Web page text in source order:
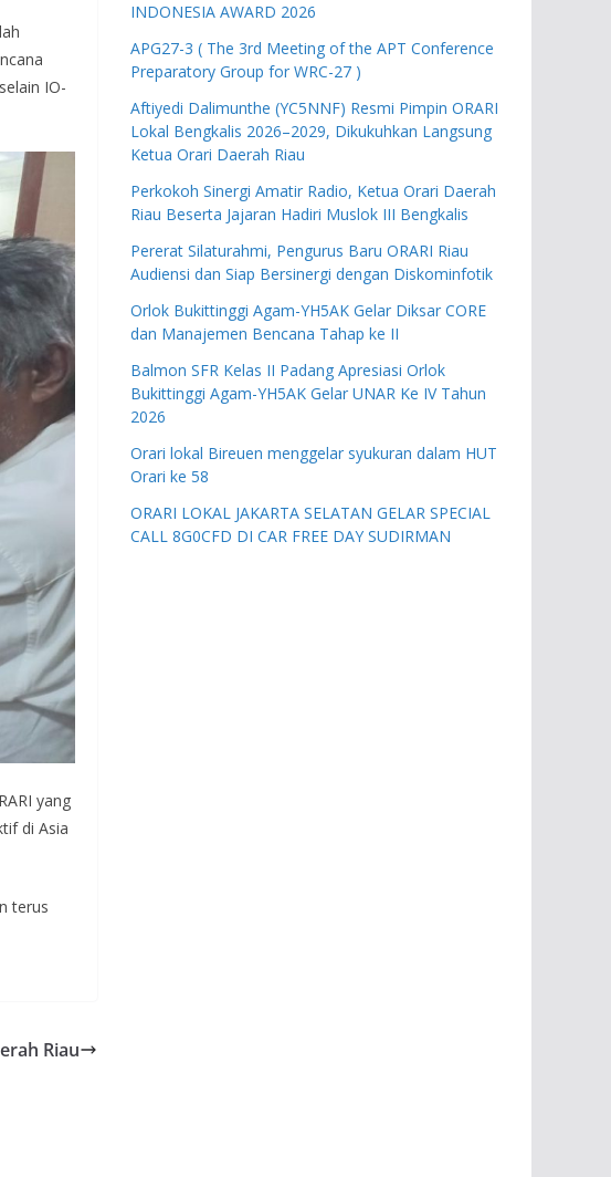
IO-
yang
di Asia
terus
Riau
INDONESIA AWARD 2026
APG27-3 ( The 3rd Meeting of the APT Conference
Preparatory Group for WRC-27 )
Aftiyedi Dalimunthe (YC5NNF) Resmi Pimpin ORARI
Lokal Bengkalis 2026–2029, Dikukuhkan Langsung
Ketua Orari Daerah Riau
Perkokoh Sinergi Amatir Radio, Ketua Orari Daerah
Riau Beserta Jajaran Hadiri Muslok III Bengkalis
Pererat Silaturahmi, Pengurus Baru ORARI Riau
Audiensi dan Siap Bersinergi dengan Diskominfotik
Orlok Bukittinggi Agam-YH5AK Gelar Diksar CORE
dan Manajemen Bencana Tahap ke II
Balmon SFR Kelas II Padang Apresiasi Orlok
Bukittinggi Agam-YH5AK Gelar UNAR Ke IV Tahun
2026
Orari lokal Bireuen menggelar syukuran dalam HUT
Orari ke 58
ORARI LOKAL JAKARTA SELATAN GELAR SPECIAL
CALL 8G0CFD DI CAR FREE DAY SUDIRMAN